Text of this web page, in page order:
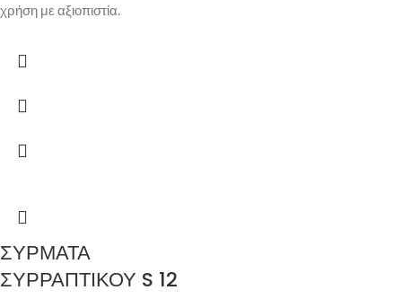
χρήση με αξιοπιστία.
ΣΥΡΜΑΤΑ
ΣΥΡΡΑΠΤΙΚΟΥ S 12